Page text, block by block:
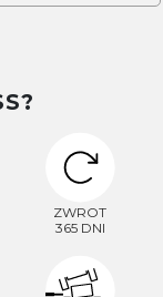
ZWROT
365 DNI